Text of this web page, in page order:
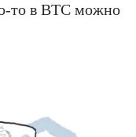
то в BTC можно